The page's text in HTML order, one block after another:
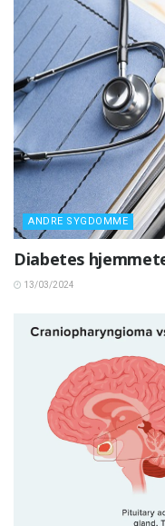
ANDRE SYGDOMME
Diabetes
13/03/2024